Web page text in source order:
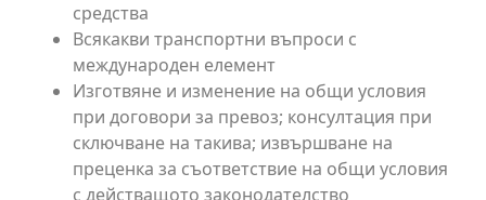
средства
Всякакви транспортни въпроси с
международен елемент
Изготвяне и изменение на общи условия
при договори за превоз; консултация при
сключване на такива; извършване на
преценка за съответствие на общи условия
с действащото законодателство